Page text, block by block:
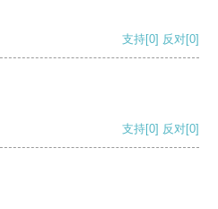
支持[0] 反对[0]
支持[0] 反对[0]